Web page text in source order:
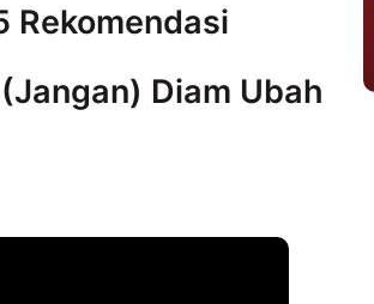
Rekomendasi
Diam Ubah